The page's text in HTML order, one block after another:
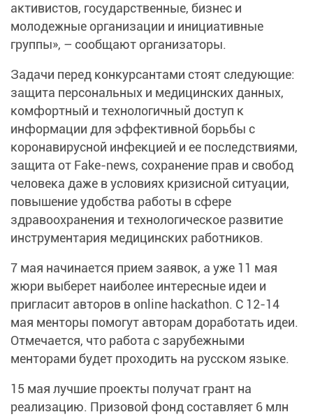
активистов, государственные, бизнес и
молодежные организации и инициативные
группы», – сообщают организаторы.
Задачи перед конкурсантами стоят следующие:
защита персональных и медицинских данных,
комфортный и технологичный доступ к
информации для эффективной борьбы с
коронавирусной инфекцией и ее последствиями,
защита от Fake-news, сохранение прав и свобод
человека даже в условиях кризисной ситуации,
повышение удобства работы в сфере
здравоохранения и технологическое развитие
инструментария медицинских работников.
7 мая начинается прием заявок, а уже 11 мая
жюри выберет наиболее интересные идеи и
пригласит авторов в online hackathon. С 12-14
мая менторы помогут авторам доработать идеи.
Отмечается, что работа с зарубежными
менторами будет проходить на русском языке.
15 мая лучшие проекты получат грант на
реализацию. Призовой фонд составляет 6 млн